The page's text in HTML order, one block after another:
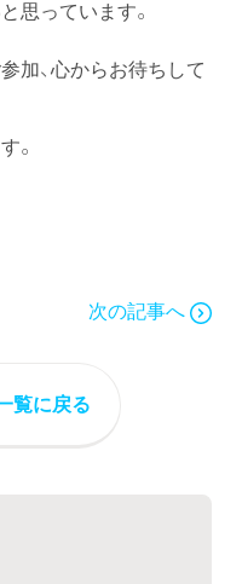
思っています。
加、心からお待ちして
。
次の記事へ
覧に戻る